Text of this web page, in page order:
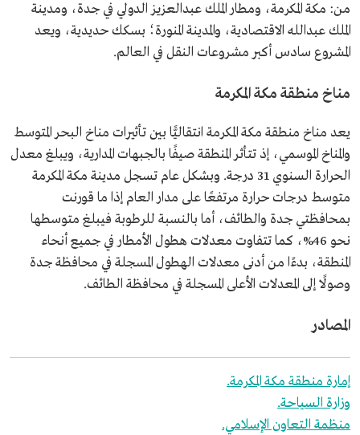
من: مكة المكرمة، ومطار الملك عبدالعزيز الدولي في جدة، ومدينة
الملك عبدالله الاقتصادية، والمدينة المنورة؛ بسكك حديدية، ويعد
المشروع سادس أكبر مشروعات النقل في العالم.
مناخ منطقة مكة المكرمة
يعد مناخ منطقة مكة المكرمة انتقاليًّا بين تأثيرات مناخ البحر المتوسط
والمناخ الموسمي، إذ تتأثر المنطقة صيفًا بالجبهات المدارية، ويبلغ معدل
الحرارة السنوي 31 درجة. وبشكل عام تسجل مدينة مكة المكرمة
متوسط درجات حرارة مرتفعًا على مدار العام إذا ما قورنت
بمحافظتي جدة والطائف، أما بالنسبة للرطوبة فيبلغ متوسطها
نحو 46%، كما تتفاوت معدلات هطول الأمطار في جميع أنحاء
المنطقة، بدءًا من أدنى معدلات الهطول المسجلة في محافظة جدة
وصولًا إلى المعدلات الأعلى المسجلة في محافظة الطائف.
المصادر
إمارة منطقة مكة المكرمة.
وزارة السياحة.
منظمة التعاون الإسلامي.